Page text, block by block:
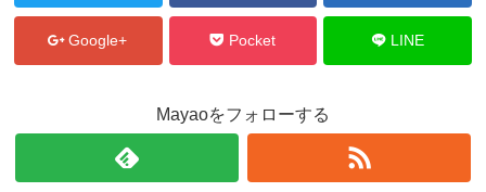
Google+ Pocket LINE
Mayaoをフォローする